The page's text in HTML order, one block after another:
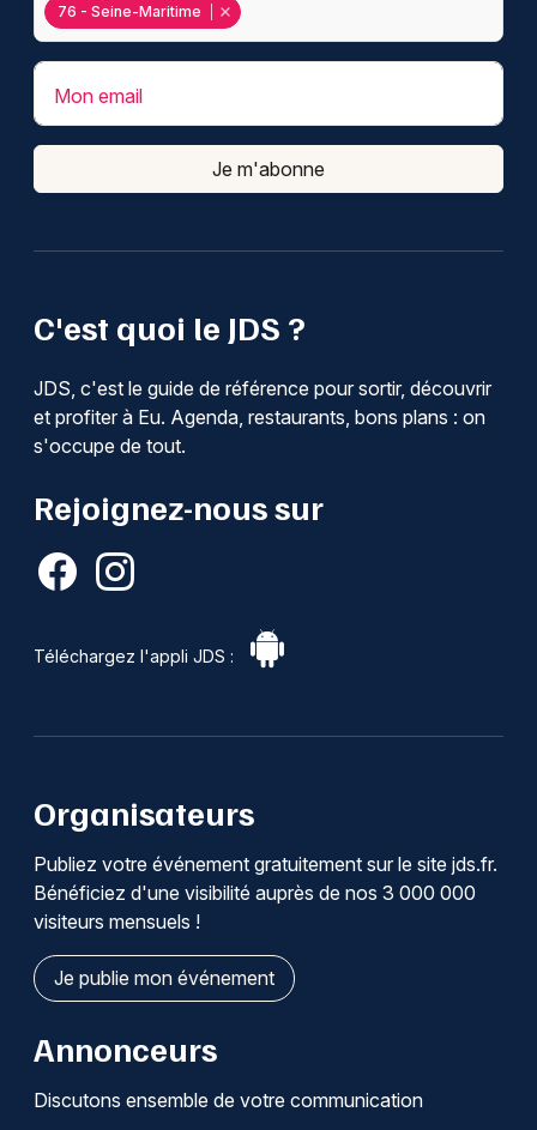
C'est quoi le JDS ?
JDS, c'est le guide de référence pour sortir, découvrir
et profiter à Eu. Agenda, restaurants, bons plans : on
s'occupe de tout.
Rejoignez-nous sur
Téléchargez l'appli JDS :
76 - Seine-Maritime
Mon email
Je m'abonne
Organisateurs
Publiez votre événement gratuitement sur le site jds.fr.
Bénéficiez d'une visibilité auprès de nos 3 000 000
visiteurs mensuels !
Je publie mon événement
Annonceurs
Discutons ensemble de votre communication